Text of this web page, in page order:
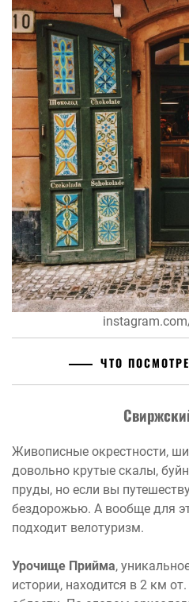
ЧТО
Живописные окрестности,
довольно крутые скалы,
пруды, но если вы
бездорожью. А вообще для
подходит велотуризм.
Урочище Прийма,
истории, находится в 2 км